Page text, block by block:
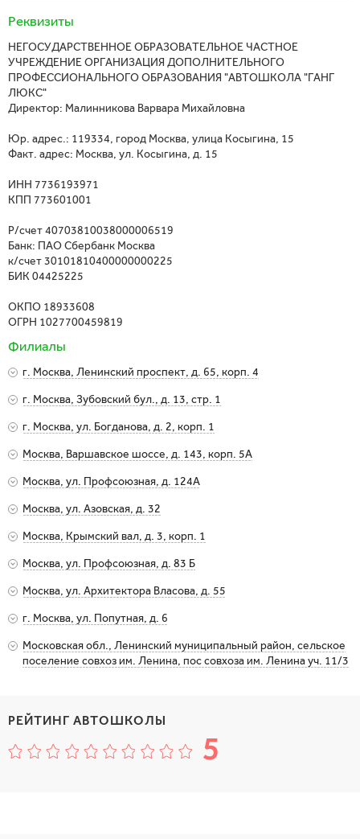
Реквизиты
НЕГОСУДАРСТВЕННОЕ ОБРАЗОВАТЕЛЬНОЕ ЧАСТНОЕ
УЧРЕЖДЕНИЕ ОРГАНИЗАЦИЯ ДОПОЛНИТЕЛЬНОГО
ПРОФЕССИОНАЛЬНОГО ОБРАЗОВАНИЯ "АВТОШКОЛА "ГАНГ
ЛЮКС"
Директор: Малинникова Варвара Михайловна
Юр. адрес.: 119334, город Москва, улица Косыгина, 15
Факт. адрес: Москва, ул. Косыгина, д. 15
ИНН 7736193971
КПП 773601001
Р/счет 40703810038000006519
Банк: ПАО Сбербанк Москва
к/счет 30101810400000000225
БИК 04425225
ОКПО 18933608
ОГРН 1027700459819
Филиалы
г. Москва, Ленинский проспект, д. 65, корп. 4
Метро: Академическая
г. Москва, Ленинский проспект, д. 65, корп. 4
г. Москва, Зубовский бул., д. 13, стр. 1
Метро: Парк культуры
г. Москва, Зубовский бул., д. 13, стр. 1
г. Москва, ул. Богданова, д. 2, корп. 1
Метро: Говорово
г. Москва, ул. Богданова, д. 2, корп. 1
Москва, Варшавское шоссе, д. 143, корп. 5А
Метро: Аннино
Москва, Варшавское шоссе, д. 143, корп. 5А
Москва, ул. Профсоюзная, д. 124А
Метро: Коньково
Москва, ул. Профсоюзная, д. 124А
Москва, ул. Азовская, д. 32
Метро: Чертановская
Москва, ул. Азовская, д. 32
Москва, Крымский вал, д. 3, корп. 1
Метро: Октябрьская
Москва, Крымский вал, д. 3, корп. 1
Москва, ул. Профсоюзная, д. 83 Б
Метро: Беляево
Москва, ул. Профсоюзная, д. 83 Б
Москва, ул. Архитектора Власова, д. 55
Метро: Новые Черёмушки
Москва, ул. Архитектора Власова, д. 55
Показать на карте
г. Москва, ул. Попутная, д. 6
Метро: Солнцево
г. Москва, ул. Попутная, д. 6
Московская обл., Ленинский муниципальный район, сельское
поселение совхоз им. Ленина, пос совхоза им. Ленина уч. 11/3
поселение совхоз им. Ленина, пос совхоза им. Ленина уч. 11/3
Показать на карте
РЕЙТИНГ АВТОШКОЛЫ
5